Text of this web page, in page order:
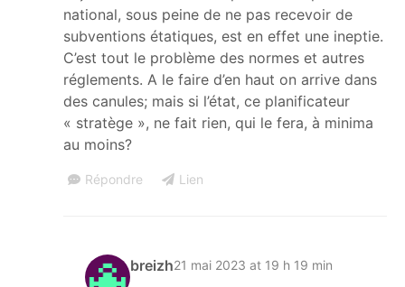
national, sous peine de ne pas recevoir de
subventions étatiques, est en effet une ineptie.
C’est tout le problème des normes et autres
réglements. A le faire d’en haut on arrive dans
des canules; mais si l’état, ce planificateur
« stratège », ne fait rien, qui le fera, à minima
au moins?
Répondre Lien
breizh21 mai 2023 at 19 h 19 min